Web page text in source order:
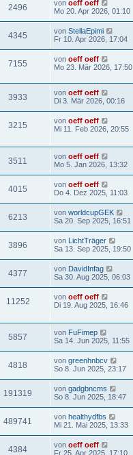
2496 von oeff oeff
Mo 20. Apr 2026, 01:10
4345 von StellaEpimi
Fr 10. Apr 2026, 17:04
7155 von oeff oeff
Mo 23. Mär 2026, 17:50
3933 von oeff oeff
Di 3. Mär 2026, 00:16
3215 von oeff oeff
Mi 11. Feb 2026, 20:55
3511 von oeff oeff
Mo 5. Jan 2026, 13:32
4015 von oeff oeff
Do 4. Dez 2025, 11:03
6213 von worldcupGEK
Sa 20. Sep 2025, 16:51
3896 von LichtTräger
Sa 13. Sep 2025, 19:50
4377 von DavidInfag
Sa 30. Aug 2025, 06:03
11252 von oeff oeff
Di 19. Aug 2025, 16:46
5857 von FuFimep
Sa 14. Jun 2025, 11:55
4818 von greenhnbcv
So 8. Jun 2025, 23:17
191319 von gadgbncms
So 8. Jun 2025, 18:47
489741 von healthydfbs
Mi 21. Mai 2025, 13:33
4384 von oeff oeff
Fr 25. Apr 2025, 17:10